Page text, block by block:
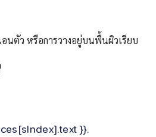
นตัว หรือการวางอยู่บนพื้นผิวเรียบ
}}.